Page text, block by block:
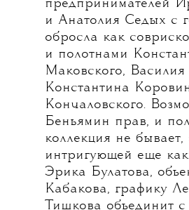
предпринимателей
и Анатолия Седых с
обросла как
и полотнами
Маковского,
Константина
Кончаловского.
Беньямин прав, и
коллекция не бывает,
интригующей еще
Эрика Булатова,
Кабакова, графику
Тишкова объединит